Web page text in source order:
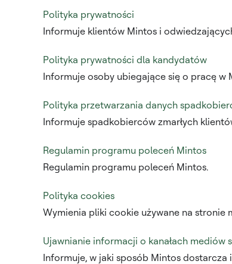
Polityka prywatności
Informuje klientów Mintos i
Polityka prywatności dla kandydatów
Informuje osoby ubiegające się o pracę
Polityka przetwarzania danych
Informuje spadkobierców zmarłych
Regulamin programu poleceń Mintos
Regulamin programu poleceń Mintos.
Polityka cookies
Wymienia pliki cookie używane na stronie
Ujawnianie informacji o kanałach mediów
Informuje, w jaki sposób Mintos dostarcza